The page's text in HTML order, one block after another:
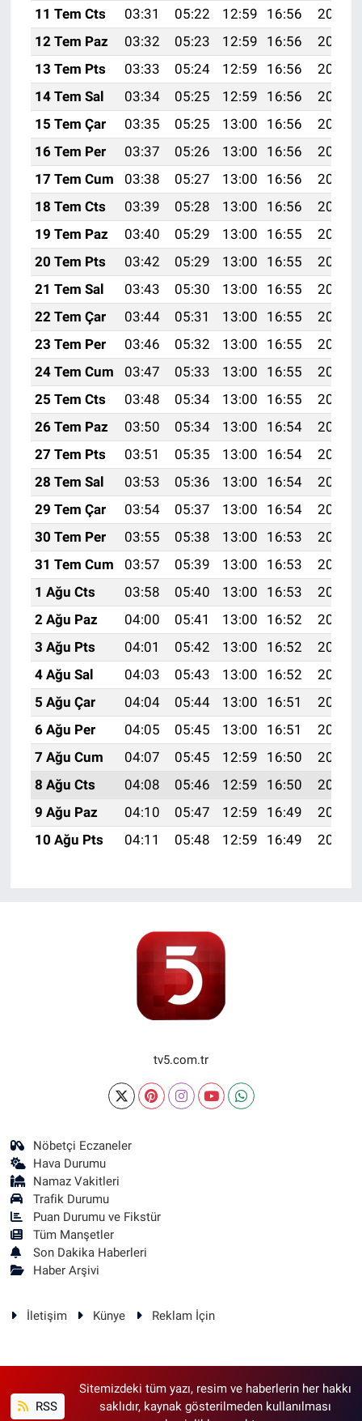
11 Tem Cts
03:31 05:22 12:59 16:56
20:26
12 Tem Paz
03:32 05:23 12:59 16:56
20:25
13 Tem Pts
03:33 05:24 12:59 16:56
20:25
14 Tem Sal
03:34 05:25 12:59 16:56
20:24
15 Tem Çar
03:35 05:25 13:00 16:56
20:24
16 Tem Per
03:37 05:26 13:00 16:56
20:23
17 Tem Cum
03:38 05:27 13:00 16:56
20:23
18 Tem Cts
03:39 05:28 13:00 16:56
20:22
19 Tem Paz
03:40 05:29 13:00 16:55
20:21
20 Tem Pts
03:42 05:29 13:00 16:55
20:21
21 Tem Sal
03:43 05:30 13:00 16:55
20:20
22 Tem Çar
03:44 05:31 13:00 16:55
20:19
23 Tem Per
03:46 05:32 13:00 16:55
20:18
24 Tem Cum
03:47 05:33 13:00 16:55
20:18
25 Tem Cts
03:48 05:34 13:00 16:55
20:17
26 Tem Paz
03:50 05:34 13:00 16:54
20:16
27 Tem Pts
03:51 05:35 13:00 16:54
20:15
28 Tem Sal
03:53 05:36 13:00 16:54
20:14
29 Tem Çar
03:54 05:37 13:00 16:54
20:13
30 Tem Per
03:55 05:38 13:00 16:53
20:12
31 Tem Cum
03:57 05:39 13:00 16:53
20:11
1 Ağu Cts
03:58 05:40 13:00 16:53
20:10
2 Ağu Paz
04:00 05:41 13:00 16:52
20:09
3 Ağu Pts
04:01 05:42 13:00 16:52
20:08
4 Ağu Sal
04:03 05:43 13:00 16:52
20:07
5 Ağu Çar
04:04 05:44 13:00 16:51
20:06
6 Ağu Per
04:05 05:45 13:00 16:51
20:05
7 Ağu Cum
04:07 05:45 12:59 16:50
20:04
8 Ağu Cts
04:08 05:46 12:59 16:50
20:02
9 Ağu Paz
04:10 05:47 12:59 16:49
20:01
10 Ağu Pts
04:11 05:48 12:59 16:49 20:00
tv5.com.tr
Nöbetçi Eczaneler
Hava Durumu
Namaz Vakitleri
Trafik Durumu
Puan Durumu ve Fikstür
Tüm Manşetler
Son Dakika Haberleri
Haber Arşivi
İletişim Künye Reklam İçin
RSS
Sitemizdeki tüm yazı, resim ve haberlerin her hakkı
saklıdır, kaynak gösterilmeden kullanılması